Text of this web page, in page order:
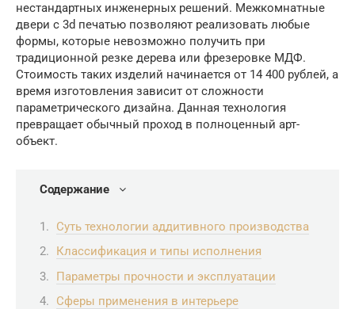
нестандартных инженерных решений. Межкомнатные
двери с 3d печатью позволяют реализовать любые
формы, которые невозможно получить при
традиционной резке дерева или фрезеровке МДФ.
Стоимость таких изделий начинается от 14 400 рублей, а
время изготовления зависит от сложности
параметрического дизайна. Данная технология
превращает обычный проход в полноценный арт-
объект.
Содержание
Суть технологии аддитивного производства
Классификация и типы исполнения
Параметры прочности и эксплуатации
Сферы применения в интерьере